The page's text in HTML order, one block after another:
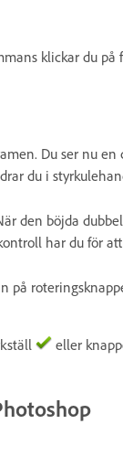
klickar du
Du ser nu
du i
den böjda
har du för
på
eller